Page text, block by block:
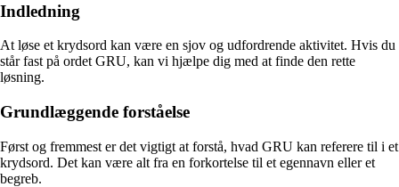
Indledning
At løse et krydsord kan være en sjov og udfordrende aktivitet. Hvis du
står fast på ordet GRU, kan vi hjælpe dig med at finde den rette
løsning.
Grundlæggende forståelse
Først og fremmest er det vigtigt at forstå, hvad GRU kan referere til i et
krydsord. Det kan være alt fra en forkortelse til et egennavn eller et
begreb.